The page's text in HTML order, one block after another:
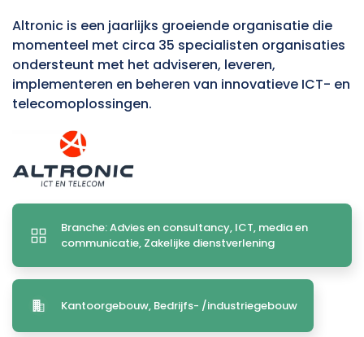
Altronic is een jaarlijks groeiende organisatie die
momenteel met circa 35 specialisten organisaties
ondersteunt met het adviseren, leveren,
implementeren en beheren van innovatieve ICT- en
telecomoplossingen.
Branche: Advies en consultancy, ICT, media en
communicatie, Zakelijke dienstverlening
Kantoorgebouw, Bedrijfs- /industriegebouw